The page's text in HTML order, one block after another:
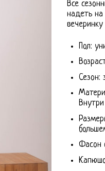
Все
надеть на
Пол:
Сезон:
Фасон